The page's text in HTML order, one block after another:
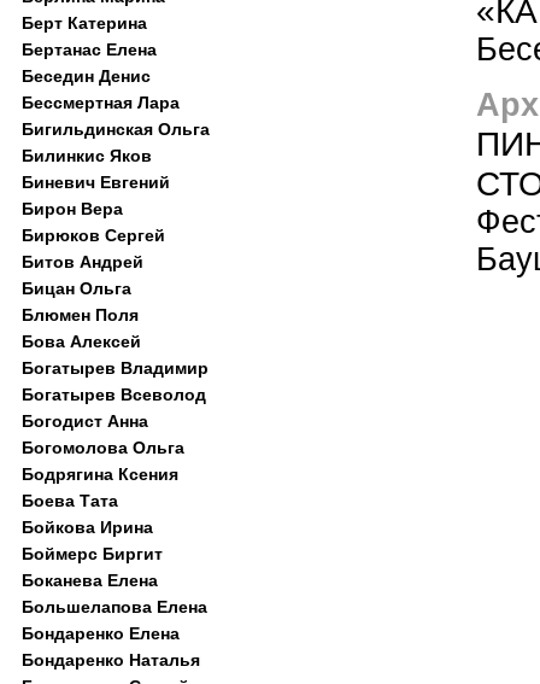
Берт Катерина
Бертанас Елена
Беседин Денис
Бессмертная Лара
Бигильдинская Ольга
Билинкис Яков
Биневич Евгений
Бирон Вера
Бирюков Сергей
Битов Андрей
Бицан Ольга
Блюмен Поля
Бова Алексей
Богатырев Владимир
Богатырев Всеволод
Богодист Анна
Богомолова Ольга
Бодрягина Ксения
Боева Тата
Бойкова Ирина
Боймерс Биргит
Боканева Елена
Большелапова Елена
Бондаренко Елена
Бондаренко Наталья